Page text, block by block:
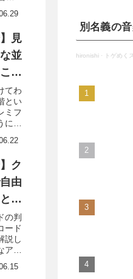
隔
呼
別す
。
見
並
と
てわ
とい
ミフ
に階
ま
、あ
べ方
いま
ク
由
変
の判
ード
説し
レ
う
し方
別名義の
hironishi· トゲめく